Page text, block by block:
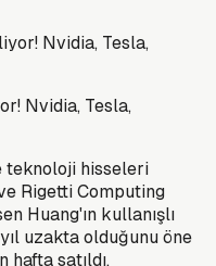
Nvidia, Tesla,
teknoloji hisseleri
Rigetti Computing
Huang'ın kullanışlı
uzakta olduğunu öne
hafta satıldı.